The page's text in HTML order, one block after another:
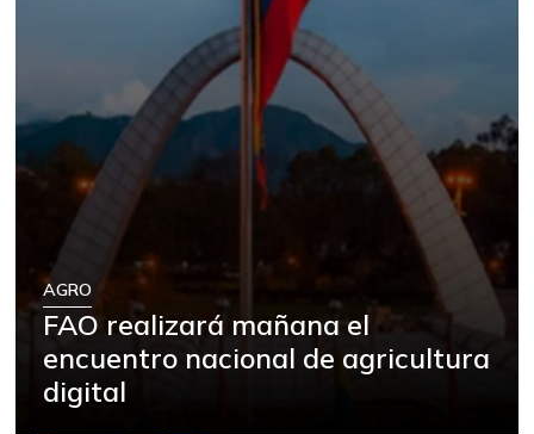
AGRO
FAO realizará mañana el
encuentro nacional de agricultura
digital